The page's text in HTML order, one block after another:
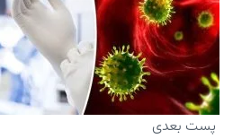
پست بعدی